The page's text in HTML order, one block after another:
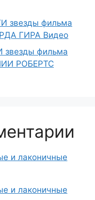
звезды фильма
ГИРА Видео
звезды фильма
РОБЕРТС
и лаконичные
и лаконичные